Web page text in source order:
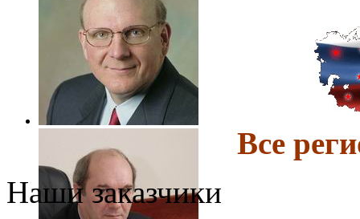
Все
Наши заказчики